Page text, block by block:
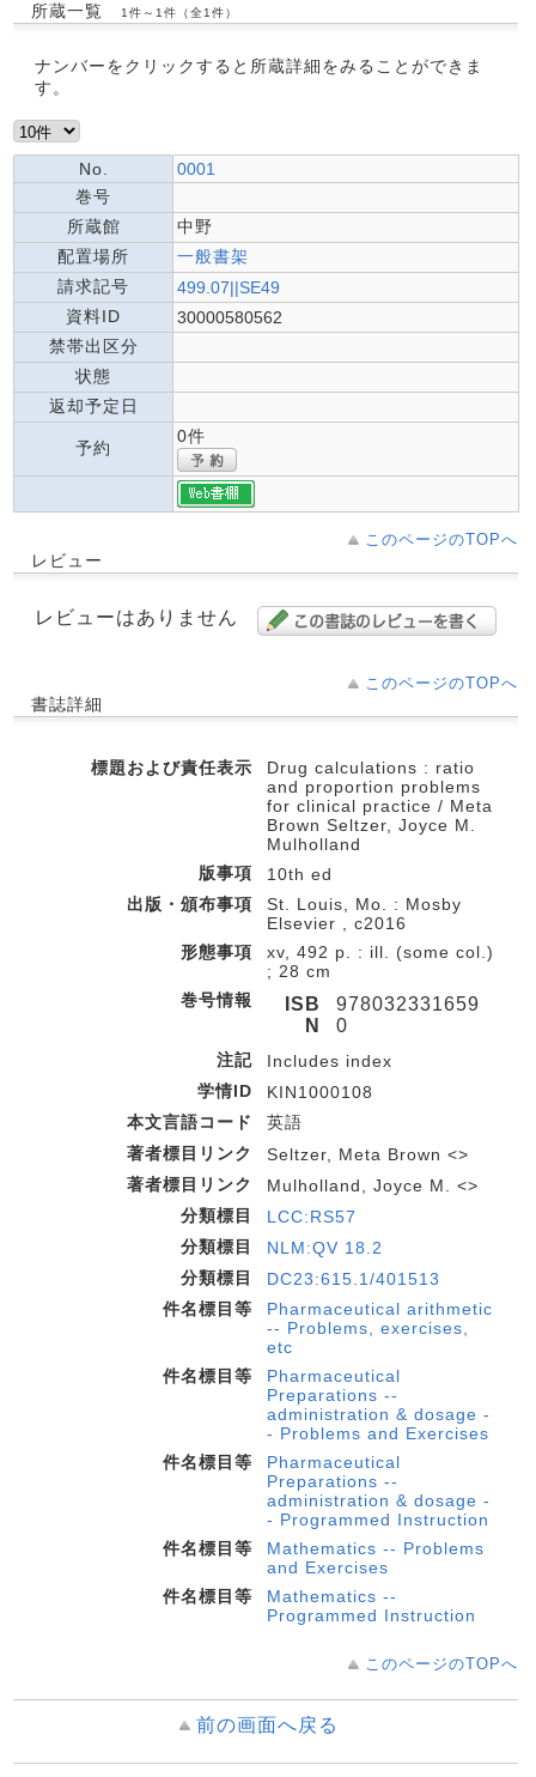
所蔵一覧 1件～1件（全1件）
ナンバーをクリックすると所蔵詳細をみることができま
す。
No.
0001
巻号
所蔵館
中野
配置場所
一般書架
請求記号
499.07||SE49
資料ID
30000580562
禁帯出区分
状態
返却予定日
予約
0件
このページのTOPへ
レビュー
レビューはありません
このページのTOPへ
書誌詳細
標題および責任表示
Drug calculations : ratio
and proportion problems
for clinical practice / Meta
Brown Seltzer, Joyce M.
Mulholland
版事項
10th ed
出版・頒布事項
St. Louis, Mo. : Mosby
Elsevier , c2016
形態事項
xv, 492 p. : ill. (some col.)
; 28 cm
巻号情報
ISB
N
978032331659
0
注記
Includes index
学情ID
KIN1000108
本文言語コード
英語
著者標目リンク
Seltzer, Meta Brown <>
著者標目リンク
Mulholland, Joyce M. <>
分類標目
LCC:RS57
分類標目
NLM:QV 18.2
分類標目
DC23:615.1/401513
件名標目等
Pharmaceutical arithmetic
-- Problems, exercises,
etc
件名標目等
Pharmaceutical
Preparations --
administration & dosage -
- Problems and Exercises
件名標目等
Pharmaceutical
Preparations --
administration & dosage -
- Programmed Instruction
件名標目等
Mathematics -- Problems
and Exercises
件名標目等
Mathematics --
Programmed Instruction
このページのTOPへ
前の画面へ戻る